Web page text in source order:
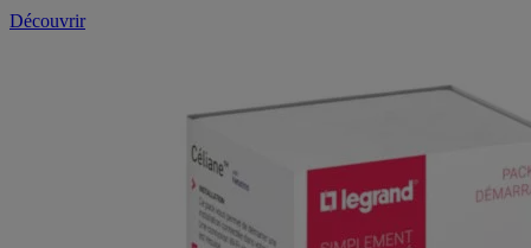
Découvrir